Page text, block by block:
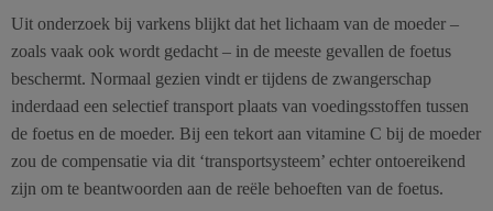
Uit onderzoek bij varkens blijkt dat het lichaam van de moeder –
zoals vaak ook wordt gedacht – in de meeste gevallen de foetus
beschermt. Normaal gezien vindt er tijdens de zwangerschap
inderdaad een selectief transport plaats van voedingsstoffen tussen
de foetus en de moeder. Bij een tekort aan vitamine C bij de moeder
zou de compensatie via dit ‘transportsysteem’ echter ontoereikend
zijn om te beantwoorden aan de reële behoeften van de foetus.